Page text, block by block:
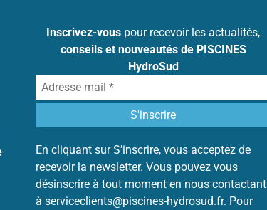
Inscrivez-vous pour recevoir les actualités,
conseils et nouveautés de PISCINES
HydroSud
En cliquant sur S’inscrire, vous acceptez de
recevoir la newsletter. Vous pouvez vous
désinscrire à tout moment en nous contactant
à serviceclients@piscines-hydrosud.fr. Pour